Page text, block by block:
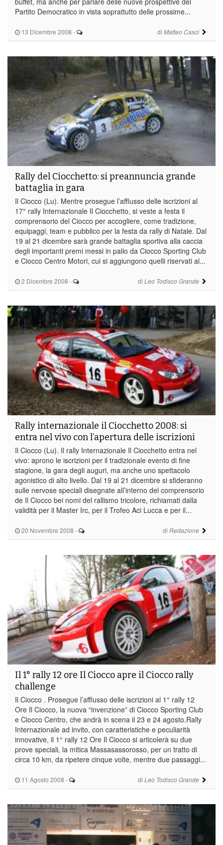
13 Dicembre 2008 - di Matteo Casci
Partito Democratico in vista soprattutto delle prossime...
2 Dicembre 2008 - di Leo Todisco Grande
Rally del Ciocchetto: si preannuncia grande
battaglia in gara
Il Ciocco (Lu). Mentre prosegue l’afflusso delle iscrizioni al
17° rally Internazionale Il Ciocchetto, si veste a festa il
comprensorio del Ciocco per accogliere, come tradizione,
equipaggi, team e pubblico per la festa da rally di Natale. Dal
19 al 21 dicembre sarà grande battaglia sportiva alla caccia
degli importanti premi messi in palio da Ciocco Sporting Club
e Ciocco Centro Motori, cui si aggiungono quelli riservati al...
20 Novembre 2008 - di Redazione
Rally internazionale il Ciocchetto 2008: si
entra nel vivo con l’apertura delle iscrizioni
Il Ciocco (Lu). Il rally Internazionale Il Ciocchetto entra nel
vivo: aprono le iscrizioni per il tradizionale evento di fine
stagione, la gara degli auguri, ma anche uno spettacolo
agonistico di alto livello. Dal 19 al 21 dicembre si sfideranno
sulle nervose speciali disegnate all’interno del comprensorio
de Il Ciocco bei nomi del rallismo tricolore, richiamati dalla
validità per il Master Irc, per il Trofeo Aci Lucca e per il...
11 Agosto 2008 - di Leo Todisco Grande
Il 1° rally 12 ore Il Ciocco apre il Ciocco rally
challenge
Il Ciocco . Prosegue l’afflusso delle iscrizioni al 1° rally 12
Ore Il Ciocco, la nuova “invenzione” di Ciocco Sporting Club
e Ciocco Centro, che andrà in scena il 23 e 24 agosto.Rally
Internazionale ad invito, con caratteristiche e peculiarità
innovative, il 1° rally 12 Ore Il Ciocco si articolerà su due
prove speciali, la mitica Massasassorosso, per un tratto di
circa 10 km, da ripetere cinque volte, mentre due passaggi...